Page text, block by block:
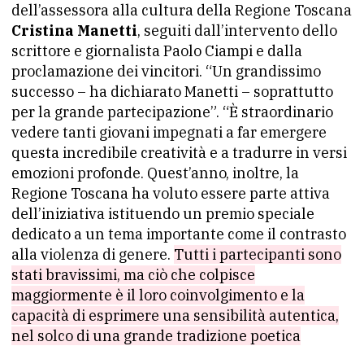
dell’assessora alla cultura della Regione Toscana
Cristina Manetti, seguiti dall’intervento dello
scrittore e giornalista Paolo Ciampi e dalla
proclamazione dei vincitori. “Un grandissimo
successo – ha dichiarato Manetti – soprattutto
per la grande partecipazione”. “È straordinario
vedere tanti giovani impegnati a far emergere
questa incredibile creatività e a tradurre in versi
emozioni profonde. Quest’anno, inoltre, la
Regione Toscana ha voluto essere parte attiva
dell’iniziativa istituendo un premio speciale
dedicato a un tema importante come il contrasto
alla violenza di genere. Tutti i partecipanti sono
stati bravissimi, ma ciò che colpisce
maggiormente è il loro coinvolgimento e la
capacità di esprimere una sensibilità autentica,
nel solco di una grande tradizione poetica